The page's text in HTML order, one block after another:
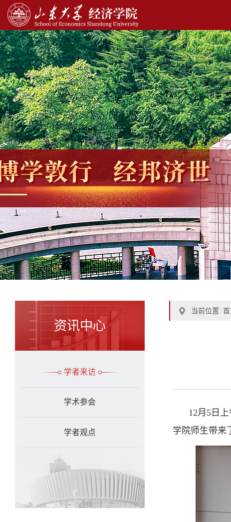
资讯中心
学者来访
学术参会
学者观点
当前位置:
12月5日
学院师生带来